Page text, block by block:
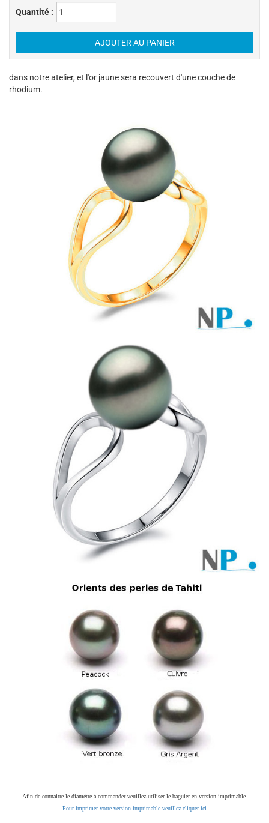
Quantité :
dans notre atelier, et l'or jaune sera recouvert d'une couche de
rhodium.
Afin de connaitre le diamètre à commander veuillez utiliser le baguier en version imprimable.
Pour imprimer votre version imprimable veuillez cliquer ici